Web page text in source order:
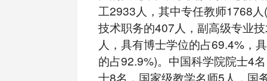
工2933人，其中专任教师1768
技术职务的407人，副高级专业
人，具有博士学位的占69.4%，
的占92.9%)。中国科学院院士4
士8名，国家级教学名师5人，国